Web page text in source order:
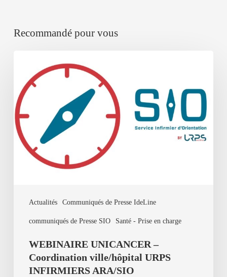
Recommandé pour vous
Actualités Communiqués de Presse IdeLine
communiqués de Presse SIO Santé - Prise en charge
UNICANCER
Coordination
ville/hôpital
URPS
INFIRMIERS
ARA/SIO
WEBINAIRE UNICANCER –
Coordination ville/hôpital URPS
INFIRMIERS ARA/SIO